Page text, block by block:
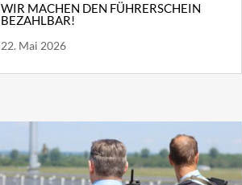
WIR MACHEN DEN FÜHRERSCHEIN
BEZAHLBAR!
22. Mai 2026